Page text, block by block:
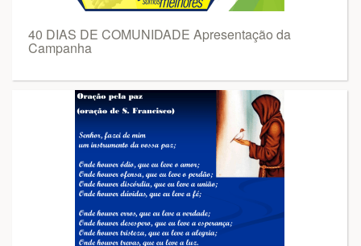
40 DIAS DE COMUNIDADE Apresentação da
Campanha